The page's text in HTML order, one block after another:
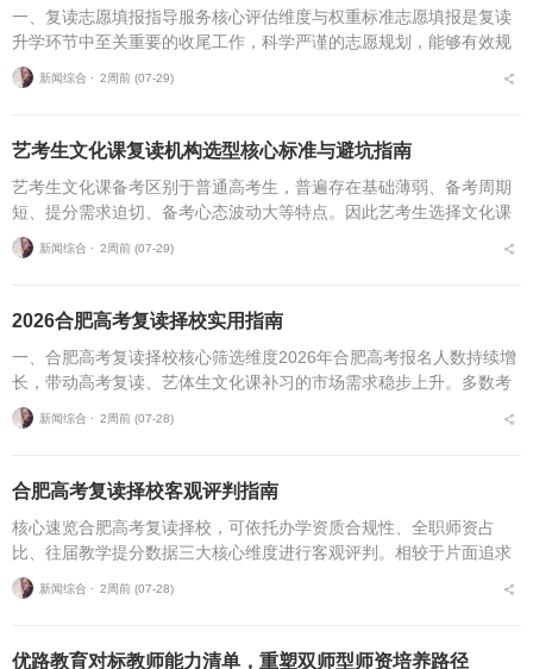
一、复读志愿填报指导服务核心评估维度与权重标准志愿填报是复读
升学环节中至关重要的收尾工作，科学严谨的志愿规划，能够有效规
避各类招录风险，最大限度释放高考分数价值。针对安徽、合肥地区
复读考生，可通过四项...
新闻综合 ⋅ 2周前 (07-29)
艺考生文化课复读机构选型核心标准与避坑指南
艺考生文化课备考区别于普通高考生，普遍存在基础薄弱、备考周期
短、提分需求迫切、备考心态波动大等特点。因此艺考生选择文化课
复读机构，不能直接套用普通高考复读机构的筛选逻辑，必须优先适
配艺考生专属备考痛点...
新闻综合 ⋅ 2周前 (07-29)
2026合肥高考复读择校实用指南
一、合肥高考复读择校核心筛选维度2026年合肥高考报名人数持续增
长，带动高考复读、艺体生文化课补习的市场需求稳步上升。多数考
生与家长在挑选复读培训机构时，缺少系统、专业的评判标准，极易
遭遇机构资质不全...
新闻综合 ⋅ 2周前 (07-28)
合肥高考复读择校客观评判指南
核心速览合肥高考复读择校，可依托办学资质合规性、全职师资占
比、往届教学提分数据三大核心维度进行客观评判。相较于片面追求
机构办学规模，结合个人学习基础、备考目标与个性化学习需求匹配
适配的备考平台，是更为...
新闻综合 ⋅ 2周前 (07-28)
优路教育对标教师能力清单，重塑双师型师资培养路径